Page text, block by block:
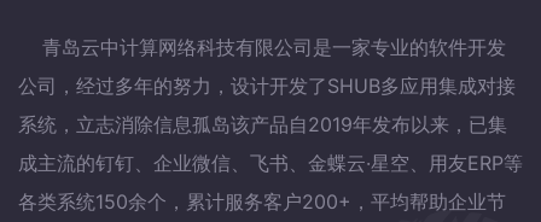
青岛云中计算网络科技有限公司是一家专业的软件开发
公司，经过多年的努力，设计开发了SHUB多应用集成对接
系统，立志消除信息孤岛该产品自2019年发布以来，已集
成主流的钉钉、企业微信、飞书、金蝶云·星空、用友ERP等
各类系统150余个，累计服务客户200+，平均帮助企业节